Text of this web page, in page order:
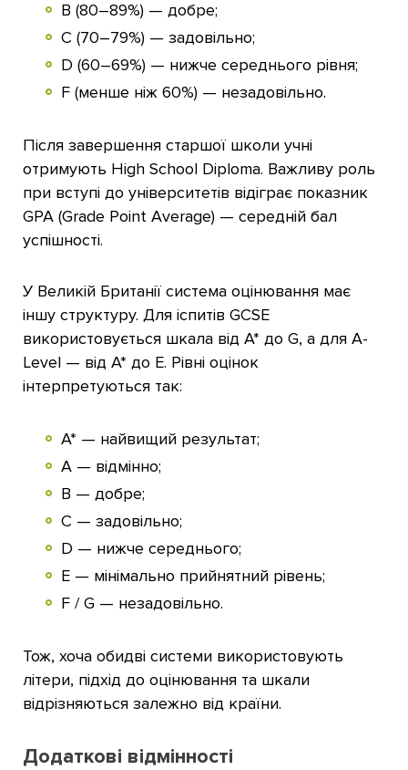
B (80–89%) — добре;
C (70–79%) — задовільно;
D (60–69%) — нижче середнього рівня;
F (менше ніж 60%) — незадовільно.
Після завершення старшої школи учні
отримують High School Diploma. Важливу роль
при вступі до університетів відіграє показник
GPA (Grade Point Average) — середній бал
успішності.
У Великій Британії система оцінювання має
іншу структуру. Для іспитів GCSE
використовується шкала від A* до G, а для A-
Level — від A* до E. Рівні оцінок
інтерпретуються так:
A* — найвищий результат;
A — відмінно;
B — добре;
C — задовільно;
D — нижче середнього;
E — мінімально прийнятний рівень;
F / G — незадовільно.
Тож, хоча обидві системи використовують
літери, підхід до оцінювання та шкали
відрізняються залежно від країни.
Додаткові відмінності